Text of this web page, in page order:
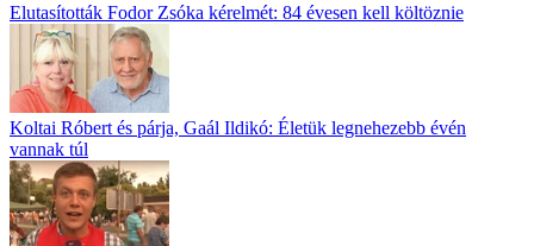
Elutasították Fodor Zsóka kérelmét: 84 évesen kell költöznie
Koltai Róbert és párja, Gaál Ildikó: Életük legnehezebb évén
vannak túl